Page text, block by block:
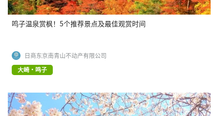
鸣子温泉赏枫！5个推荐景点及最佳观赏时间
日商东京南青山不动产有限公司
大崎・鸣子